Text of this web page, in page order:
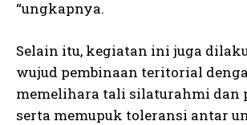
“ungkapnya.
Selain itu, kegiatan ini juga
wujud pembinaan teritorial
memelihara tali silaturahmi dan
serta memupuk toleransi antar